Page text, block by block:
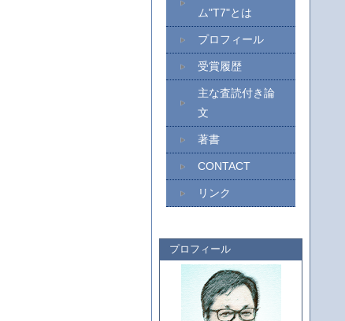
ム"T7"とは
プロフィール
受賞履歴
主な査読付き論
文
著書
CONTACT
リンク
プロフィール